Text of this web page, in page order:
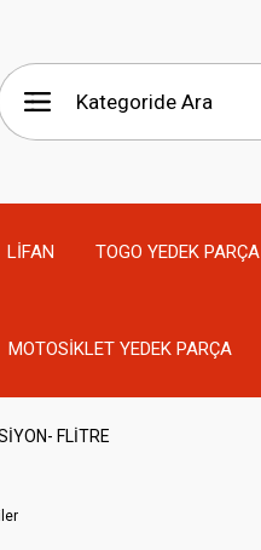
LİFAN TOGO YEDEK PARÇA
MOTOSİKLET YEDEK PARÇA
FLİTRE